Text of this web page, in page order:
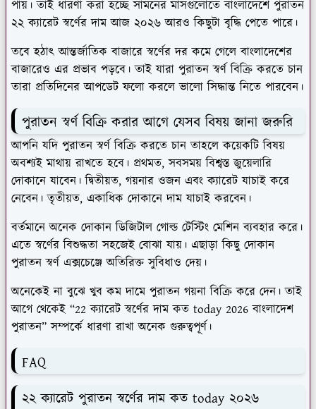
পায়। তাই ধারণা করা হচ্ছে সামনের মাসগুলোতে বাংলাদেশে পুরাতন
২২ ক্যারেট স্বর্ণের দাম আজ ২০২৬ আরও কিছুটা বৃদ্ধি পেতে পারে।
তবে হঠাৎ আন্তর্জাতিক বাজারে স্বর্ণের দর কমে গেলে বাংলাদেশের
বাজারেও এর প্রভাব পড়বে। তাই যারা পুরাতন স্বর্ণ বিক্রি করতে চান
তারা প্রতিদিনের আপডেট ফলো করলে ভালো সিদ্ধান্ত নিতে পারবেন।
পুরাতন স্বর্ণ বিক্রি করার আগে যেসব বিষয় জানা জরুরি
আপনি যদি পুরাতন স্বর্ণ বিক্রি করতে চান তাহলে কয়েকটি বিষয়
অবশ্যই মাথায় রাখতে হবে। প্রথমত, সবসময় বিশ্বস্ত জুয়েলারি
দোকানে যাবেন। দ্বিতীয়ত, গয়নার ওজন এবং ক্যারেট যাচাই করে
নেবেন। তৃতীয়ত, একাধিক দোকানে দাম যাচাই করবেন।
বর্তমানে অনেক দোকান ডিজিটাল গোল্ড টেস্টিং মেশিন ব্যবহার করে।
এতে স্বর্ণের বিশুদ্ধতা সহজেই বোঝা যায়। এছাড়া কিছু দোকান
পুরাতন স্বর্ণ এক্সচেঞ্জে অতিরিক্ত সুবিধাও দেয়।
অনেকেই না বুঝে খুব কম দামে পুরাতন গয়না বিক্রি করে দেন। তাই
আগে থেকেই “22 ক্যারেট স্বর্ণের দাম কত today 2026 বাংলাদেশ
পুরাতন” সম্পর্কে ধারণা রাখা অনেক গুরুত্বপূর্ণ।
FAQ
২২ ক্যারেট পুরাতন স্বর্ণের দাম কত today ২০২৬